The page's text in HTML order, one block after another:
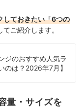
しておきたい「6つの
ご紹介します。
ジのおすすめ人気ラ
のは？2026年7月】
量・サイズを